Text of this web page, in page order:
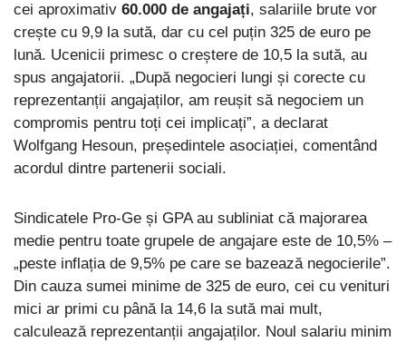
cei aproximativ 60.000 de angajați, salariile brute vor
crește cu 9,9 la sută, dar cu cel puțin 325 de euro pe
lună. Ucenicii primesc o creștere de 10,5 la sută, au
spus angajatorii. „După negocieri lungi și corecte cu
reprezentanții angajaților, am reușit să negociem un
compromis pentru toți cei implicați”, a declarat
Wolfgang Hesoun, președintele asociației, comentând
acordul dintre partenerii sociali.
Sindicatele Pro-Ge și GPA au subliniat că majorarea
medie pentru toate grupele de angajare este de 10,5% –
„peste inflația de 9,5% pe care se bazează negocierile”.
Din cauza sumei minime de 325 de euro, cei cu venituri
mici ar primi cu până la 14,6 la sută mai mult,
calculează reprezentanții angajaților. Noul salariu minim